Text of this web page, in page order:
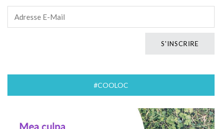
#COOLOC